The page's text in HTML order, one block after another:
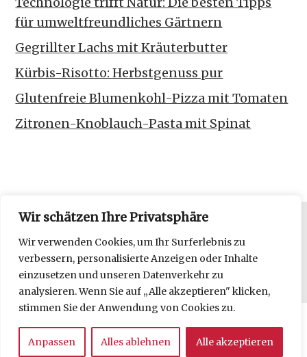
Wir schätzen Ihre Privatsphäre
Wir verwenden Cookies, um Ihr Surferlebnis zu
verbessern, personalisierte Anzeigen oder Inhalte
einzusetzen und unseren Datenverkehr zu
analysieren. Wenn Sie auf „Alle akzeptieren" klicken,
stimmen Sie der Anwendung von Cookies zu.
Anpassen Alles ablehnen Alle akzeptieren
für umweltfreundliches Gärtnern
Gegrillter Lachs mit Kräuterbutter
Kürbis-Risotto: Herbstgenuss pur
Glutenfreie Blumenkohl-Pizza mit Tomaten
Zitronen-Knoblauch-Pasta mit Spinat
Datenschutzerklärung
Impressum
Copyright © 2026 frl moonstruck kocht.
Delicious WordPress Theme by themehall.com